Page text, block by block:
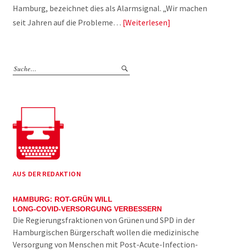
Hamburg, bezeichnet dies als Alarmsignal. „Wir machen
seit Jahren auf die Probleme… Weiterlesen
AUS DER REDAKTION
HAMBURG: ROT-GRÜN WILL
LONG-COVID-VERSORGUNG VERBESSERN
Die Regierungsfraktionen von Grünen und SPD in der
Hamburgischen Bürgerschaft wollen die medizinische
Versorgung von Menschen mit Post-Acute-Infection-